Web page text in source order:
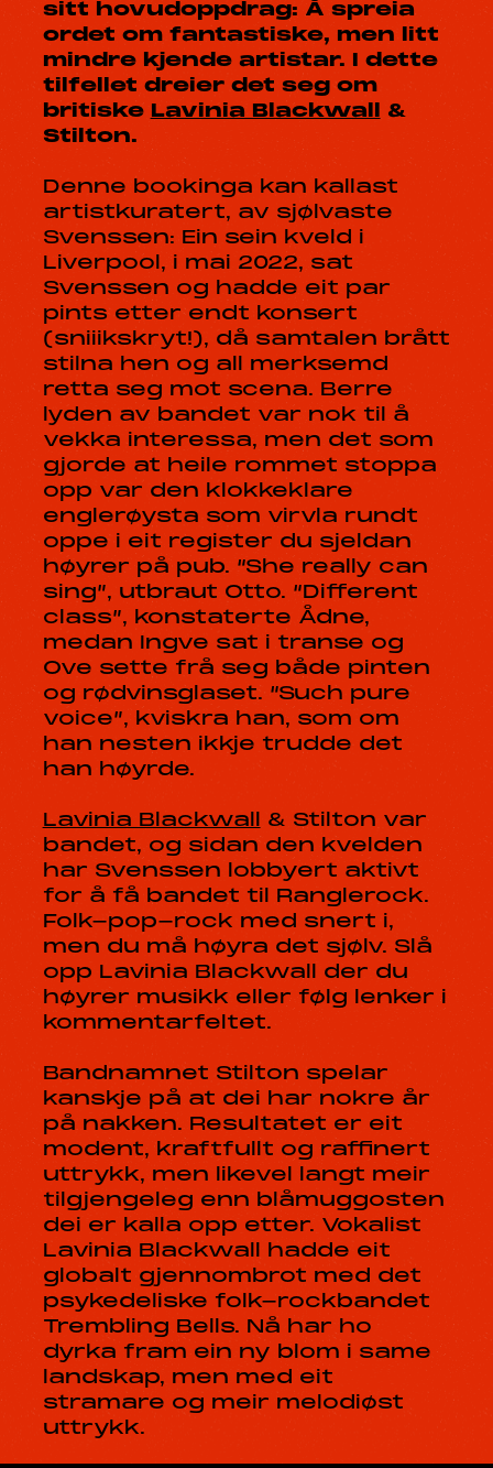
sitt hovudoppdrag: Å spreia
ordet om fantastiske, men litt
mindre kjende artistar. I dette
tilfellet dreier det seg om
britiske Lavinia Blackwall &
Stilton.
Denne bookinga kan kallast
artistkuratert, av sjølvaste
Svenssen: Ein sein kveld i
Liverpool, i mai 2022, sat
Svenssen og hadde eit par
pints etter endt konsert
(sniiikskryt!), då samtalen brått
stilna hen og all merksemd
retta seg mot scena. Berre
lyden av bandet var nok til å
vekka interessa, men det som
gjorde at heile rommet stoppa
opp var den klokkeklare
englerøysta som virvla rundt
oppe i eit register du sjeldan
høyrer på pub. “She really can
sing”, utbraut Otto. “Different
class”, konstaterte Ådne,
medan Ingve sat i transe og
Ove sette frå seg både pinten
og rødvinsglaset. “Such pure
voice”, kviskra han, som om
han nesten ikkje trudde det
han høyrde.
Lavinia Blackwall & Stilton var
bandet, og sidan den kvelden
har Svenssen lobbyert aktivt
for å få bandet til Ranglerock.
Folk-pop-rock med snert i,
men du må høyra det sjølv. Slå
opp Lavinia Blackwall der du
høyrer musikk eller følg lenker i
kommentarfeltet.
Bandnamnet Stilton spelar
kanskje på at dei har nokre år
på nakken. Resultatet er eit
modent, kraftfullt og raffinert
uttrykk, men likevel langt meir
tilgjengeleg enn blåmuggosten
dei er kalla opp etter. Vokalist
Lavinia Blackwall hadde eit
globalt gjennombrot med det
psykedeliske folk-rockbandet
Trembling Bells. Nå har ho
dyrka fram ein ny blom i same
landskap, men med eit
stramare og meir melodiøst
uttrykk.